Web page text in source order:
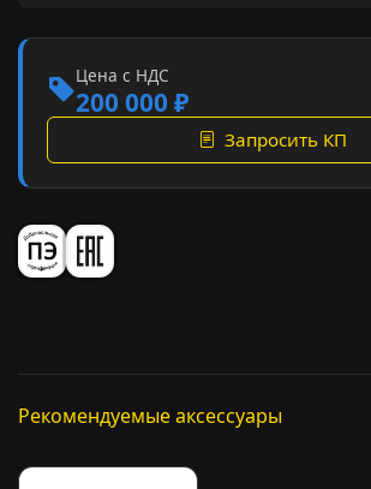
Цена с НДС
200 000 ₽
Запросить КП
Рекомендуемые аксессуары